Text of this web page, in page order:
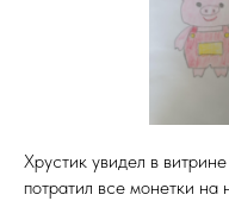
Хрустик увидел в
потратил все монетки на